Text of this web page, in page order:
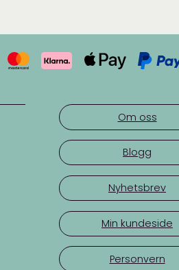
Om oss
Blogg
Nyhetsbrev
Min kundeside
Personvern